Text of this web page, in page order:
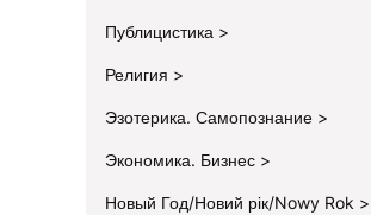
Публицистика
Религия
Эзотерика. Самопознание
Экономика. Бизнес
Новый Год/Новий рік/Nowy Rok